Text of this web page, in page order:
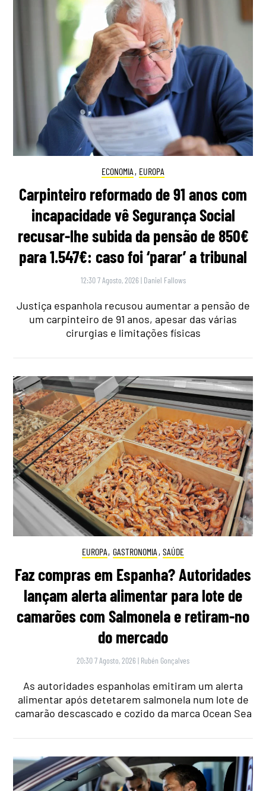
ECONOMIA , EUROPA
Carpinteiro reformado de 91 anos com
incapacidade vê Segurança Social
recusar-lhe subida da pensão de 850€
para 1.547€: caso foi ‘parar’ a tribunal
12:30 7 Agosto, 2026 | Daniel Fallows
Justiça espanhola recusou aumentar a pensão de
um carpinteiro de 91 anos, apesar das várias
cirurgias e limitações físicas
EUROPA, GASTRONOMIA , SAÚDE
Faz compras em Espanha? Autoridades
lançam alerta alimentar para lote de
camarões com Salmonela e retiram-no
do mercado
20:30 7 Agosto, 2026 | Rubén Gonçalves
As autoridades espanholas emitiram um alerta
alimentar após detetarem salmonela num lote de
camarão descascado e cozido da marca Ocean Sea